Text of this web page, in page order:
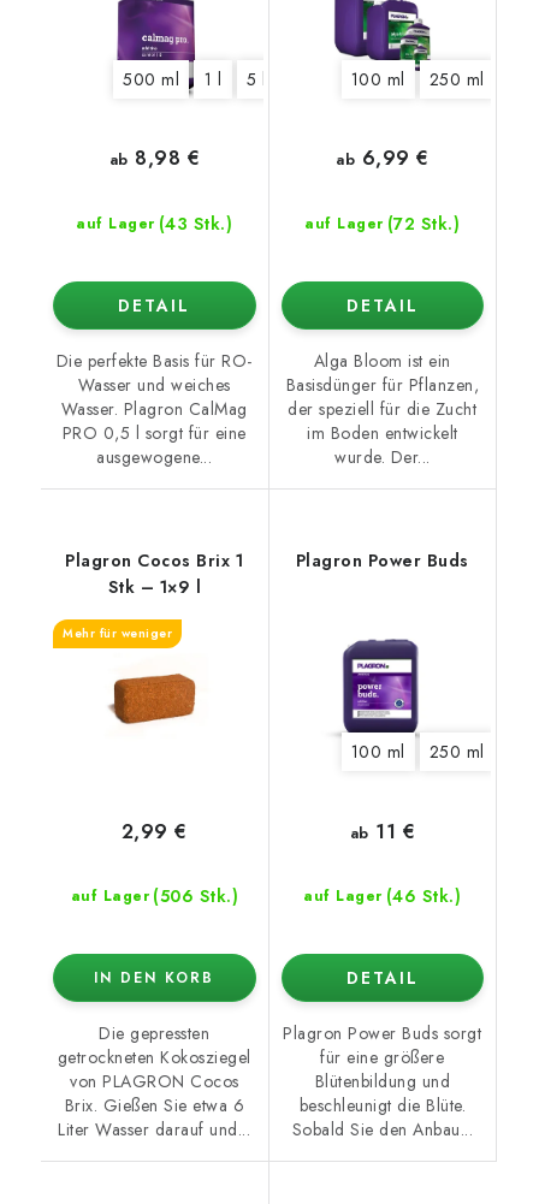
500 ml 1 l 5 l 20 l
auf Lager (43 Stk.)
ab 8,98 €
DETAIL
Die perfekte Basis für RO-
Wasser und weiches
Wasser. Plagron CalMag
PRO 0,5 l sorgt für eine
ausgewogene...
100 ml 250 ml
auf Lager (72 Stk.)
ab 6,99 €
DETAIL
Alga Bloom ist ein
Basisdünger für Pflanzen,
der speziell für die Zucht
im Boden entwickelt
wurde. Der...
Plagron Cocos Brix 1
Stk – 1×9 l
Mehr für weniger
auf Lager (506 Stk.)
2,99 €
IN DEN KORB
Die gepressten
getrockneten Kokosziegel
von PLAGRON Cocos
Brix. Gießen Sie etwa 6
Liter Wasser darauf und...
Plagron Power Buds
100 ml 250 ml
auf Lager (46 Stk.)
ab 11 €
DETAIL
Plagron Power Buds sorgt
für eine größere
Blütenbildung und
beschleunigt die Blüte.
Sobald Sie den Anbau...